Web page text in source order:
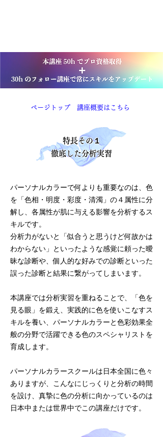
​ページトップ 講座概要はこちら
特長その１
徹底した分析実習
パーソナルカラーで何よりも重要なのは、色
を 「色相・明度・彩度・清濁」の４属性に分
解し、各属性が肌に与える影響を分析するス
キルです。
分析力がないと「似合うと思うけど何故かは
わからない」といったような感覚に頼った曖
昧な診断や、個人的な好みでの診断といった
誤った診断と結果に繋がってしまいます。
本講座では分析実習を重ねることで、「色を
見る眼」を鍛え、実践的に色を使いこなすス
キルを養い、パーソナルカラーと色彩効果全
般の分野で活躍できる色のスペシャリストを
育成します。
パーソナルカラースクールは日本全国に色々
ありますが、こんなにじっくりと分析の時間
を設け、真摯に色の分析に向かっているのは
日本中または世界中でこの講座だけです。